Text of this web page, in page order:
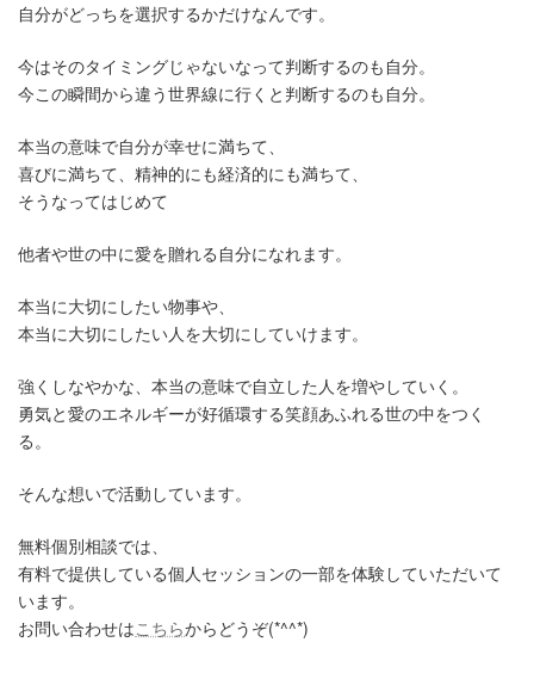
自分がどっちを選択するかだけなんです。
今はそのタイミングじゃないなって判断するのも自分。
今この瞬間から違う世界線に行くと判断するのも自分。
本当の意味で自分が幸せに満ちて、
喜びに満ちて、精神的にも経済的にも満ちて、
そうなってはじめて
他者や世の中に愛を贈れる自分になれます。
本当に大切にしたい物事や、
本当に大切にしたい人を大切にしていけます。
強くしなやかな、本当の意味で自立した人を増やしていく。
勇気と愛のエネルギーが好循環する笑顔あふれる世の中をつく
る。
そんな想いで活動しています。
無料個別相談では、
有料で提供している個人セッションの一部を体験していただいて
います。
お問い合わせはこちらからどうぞ(*^^*)